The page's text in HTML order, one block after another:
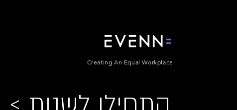
Creating An Equal Workplace